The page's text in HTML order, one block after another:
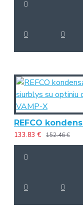
133.83 € 152.46 €